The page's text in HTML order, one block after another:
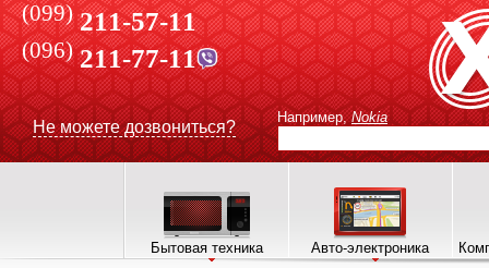
(099) 211-57-11
(096)211-77-11
Не можете дозвониться?
Например, Nokia
Бытовая техника Авто-электроника